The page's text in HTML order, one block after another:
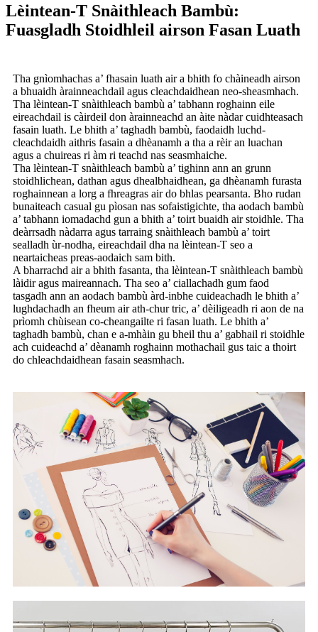
Lèintean-T Snàithleach Bambù:
Fuasgladh Stoidhleil airson Fasan Luath
Tha gnìomhachas a’ fhasain luath air a bhith fo chàineadh airson
a bhuaidh àrainneachdail agus cleachdaidhean neo-sheasmhach.
Tha lèintean-T snàithleach bambù a’ tabhann roghainn eile
eireachdail is càirdeil don àrainneachd an àite nàdar cuidhteasach
fasain luath. Le bhith a’ taghadh bambù, faodaidh luchd-
cleachdaidh aithris fasain a dhèanamh a tha a rèir an luachan
agus a chuireas ri àm ri teachd nas seasmhaiche.
Tha lèintean-T snàithleach bambù a’ tighinn ann an grunn
stoidhlichean, dathan agus dhealbhaidhean, ga dhèanamh furasta
roghainnean a lorg a fhreagras air do bhlas pearsanta. Bho rudan
bunaiteach casual gu pìosan nas sofaistigichte, tha aodach bambù
a’ tabhann iomadachd gun a bhith a’ toirt buaidh air stoidhle. Tha
deàrrsadh nàdarra agus tarraing snàithleach bambù a’ toirt
sealladh ùr-nodha, eireachdail dha na lèintean-T seo a
neartaicheas preas-aodaich sam bith.
A bharrachd air a bhith fasanta, tha lèintean-T snàithleach bambù
làidir agus maireannach. Tha seo a’ ciallachadh gum faod
tasgadh ann an aodach bambù àrd-inbhe cuideachadh le bhith a’
lughdachadh an fheum air ath-chur tric, a’ dèiligeadh ri aon de na
prìomh chùisean co-cheangailte ri fasan luath. Le bhith a’
taghadh bambù, chan e a-mhàin gu bheil thu a’ gabhail ri stoidhle
ach cuideachd a’ dèanamh roghainn mothachail gus taic a thoirt
do chleachdaidhean fasain seasmhach.